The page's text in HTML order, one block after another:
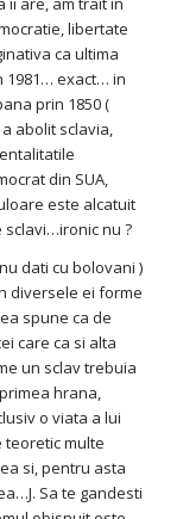
libertate
ca ultima
1981… exact… in
prin 1850 (
abolit sclavia,
din SUA,
este alcatuit
nu ?
dati cu bolovani )
diversele ei forme
spune ca de
care ca si alta
un sclav trebuia
hrana,
o viata a lui
multe
si, pentru asta
Sa te gandesti